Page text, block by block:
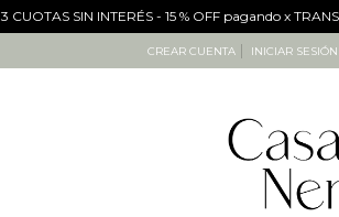
3 CUOTAS SIN INTERÉS - 15 % OFF pagando x
CREAR CUENTA INICIAR SESIÓN